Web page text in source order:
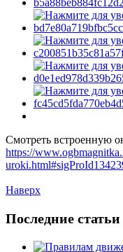
Смотреть встроенную
https://
Наверх
Последние статьи